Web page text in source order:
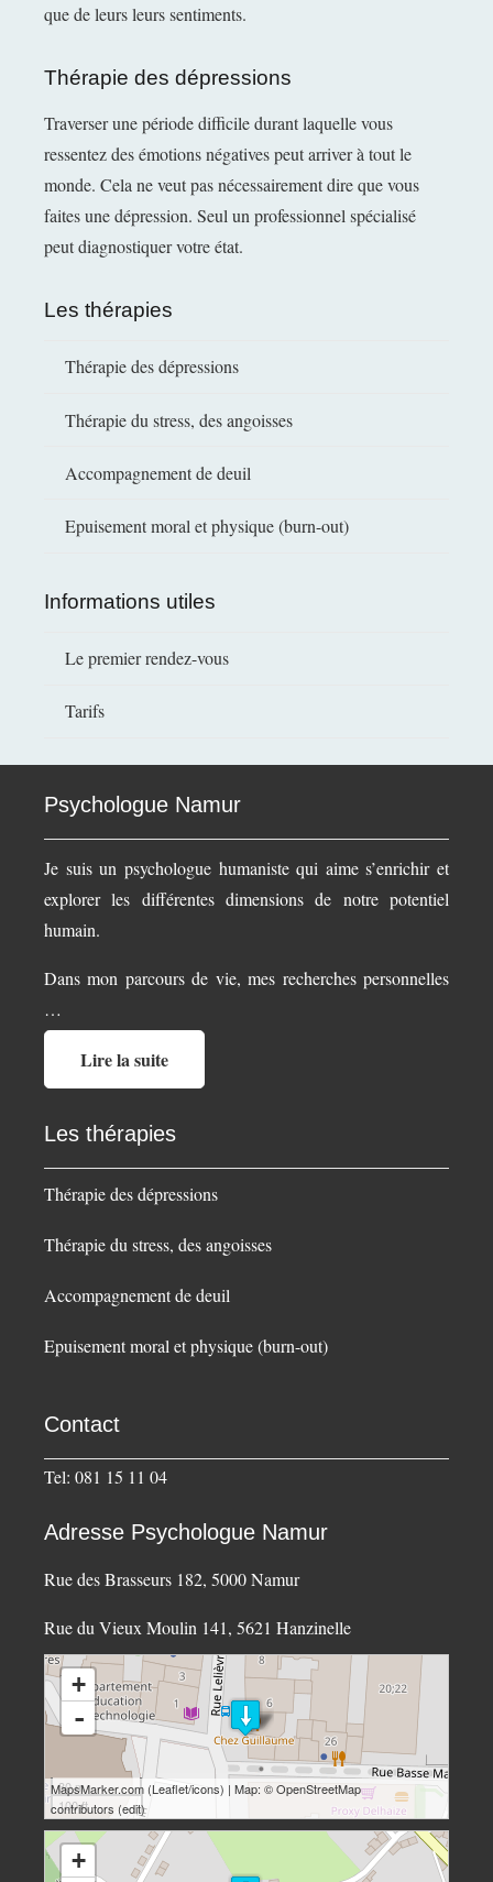
que de leurs leurs sentiments.
Thérapie des dépressions
Traverser une période difficile durant laquelle vous
ressentez des émotions négatives peut arriver à tout le
monde. Cela ne veut pas nécessairement dire que vous
faites une dépression. Seul un professionnel spécialisé
peut diagnostiquer votre état.
Les thérapies
Thérapie des dépressions
Thérapie du stress, des angoisses
Accompagnement de deuil
Epuisement moral et physique (burn-out)
Informations utiles
Le premier rendez-vous
Tarifs
Psychologue Namur
Je suis un psychologue humaniste qui aime s’enrichir et
explorer les différentes dimensions de notre potentiel
humain.
Dans mon parcours de vie, mes recherches personnelles
…
Lire la suite
Les thérapies
Thérapie des dépressions
Thérapie du stress, des angoisses
Accompagnement de deuil
Epuisement moral et physique (burn-out)
Contact
Tel: 081 15 11 04
Adresse Psychologue Namur
Rue des Brasseurs 182, 5000 Namur
Rue du Vieux Moulin 141, 5621 Hanzinelle
loading map - please wait...
+
-
30 m
100 ft
MapsMarker.com (Leaflet/icons) | Map: ©OpenStreetMap
contributors (edit)
loading map - please wait...
+